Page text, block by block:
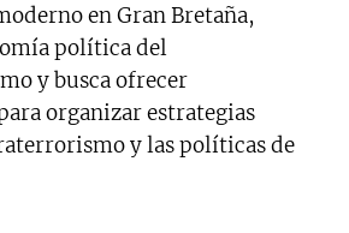
en Gran Bretaña,
política del
y busca ofrecer
organizar estrategias
y las políticas de